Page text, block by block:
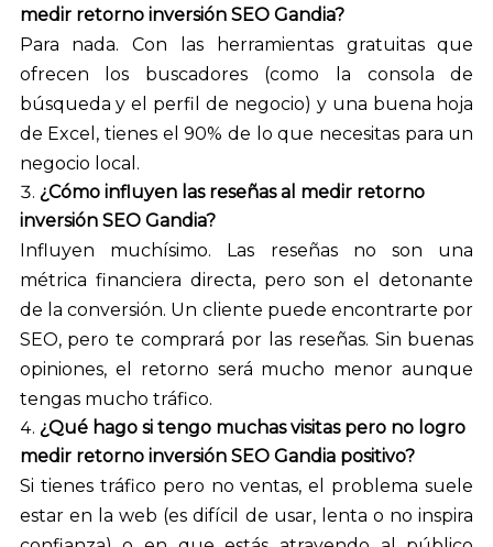
medir retorno inversión SEO Gandia?
Para nada. Con las herramientas gratuitas que
ofrecen los buscadores (como la consola de
búsqueda y el perfil de negocio) y una buena hoja
de Excel, tienes el 90% de lo que necesitas para un
negocio local.
¿Cómo influyen las reseñas al medir retorno
inversión SEO Gandia?
Influyen muchísimo. Las reseñas no son una
métrica financiera directa, pero son el detonante
de la conversión. Un cliente puede encontrarte por
SEO, pero te comprará por las reseñas. Sin buenas
opiniones, el retorno será mucho menor aunque
tengas mucho tráfico.
¿Qué hago si tengo muchas visitas pero no logro
medir retorno inversión SEO Gandia positivo?
Si tienes tráfico pero no ventas, el problema suele
estar en la web (es difícil de usar, lenta o no inspira